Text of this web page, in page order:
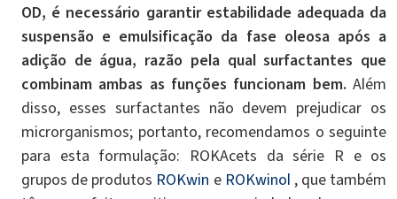
OD, é necessário garantir estabilidade adequada da
suspensão e emulsificação da fase oleosa após a
adição de água, razão pela qual surfactantes que
combinam ambas as funções funcionam bem. Além
disso, esses surfactantes não devem prejudicar os
microrganismos; portanto, recomendamos o seguinte
para esta formulação: ROKAcets da série R e os
grupos de produtos ROKwin e ROKwinol , que também